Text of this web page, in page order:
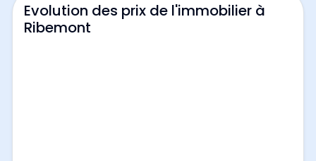
Evolution des prix de l'immobilier à
Ribemont